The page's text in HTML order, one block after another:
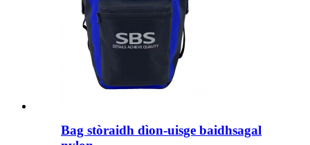
Bag stòraidh dìon-uisge baidhsagal